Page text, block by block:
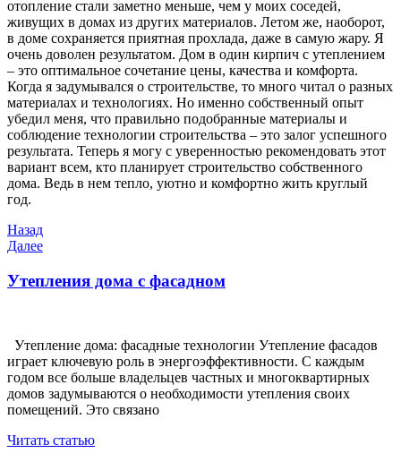
отопление стали заметно меньше, чем у моих соседей,
живущих в домах из других материалов. Летом же, наоборот,
в доме сохраняется приятная прохлада, даже в самую жару. Я
очень доволен результатом. Дом в один кирпич с утеплением
– это оптимальное сочетание цены, качества и комфорта.
Когда я задумывался о строительстве, то много читал о разных
материалах и технологиях. Но именно собственный опыт
убедил меня, что правильно подобранные материалы и
соблюдение технологии строительства – это залог успешного
результата. Теперь я могу с уверенностью рекомендовать этот
вариант всем, кто планирует строительство собственного
дома. Ведь в нем тепло, уютно и комфортно жить круглый
год.
Навигация
по
записям
Предыдущая
запись
Назад
Следующая
Далее
Утепления дома с фасадном
Утепление дома: фасадные технологии Утепление фасадов
играет ключевую роль в энергоэффективности. С каждым
годом все больше владельцев частных и многоквартирных
домов задумываются о необходимости утепления своих
помещений. Это связано
Читать статью